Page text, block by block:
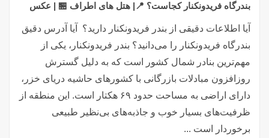
بندرگاه فریدونکنار کجاست؟ 📍| هتل های اطراف 🏪 | عکس
آیا اطلاعات دقیقی از بندر فریدونکنار دارید؟ آیا آدرس دقیق
بندرگاه فریدونکنار را می‌دانید؟ بندر فریدونکنار، یکی از
مهم‌ترین بنادر شمال کشور است که به دلیل گسترش
روزافزون مبادلات بازرگانی با کشورهای حاشیه دریای خزر،
دارای اراضی به مساحت حدود ۶۹ هکتار است. این منطقه از
ظرفیت‌های بسیار خوب و جاذبه‌های بی‌نظیر طبیعی
برخوردار است ...